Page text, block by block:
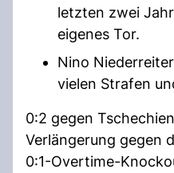
letzten zwei
eigenes Tor.
Nino
vielen Strafen
0:2 gegen
Verlängerung gegen
0:1-Overtime-